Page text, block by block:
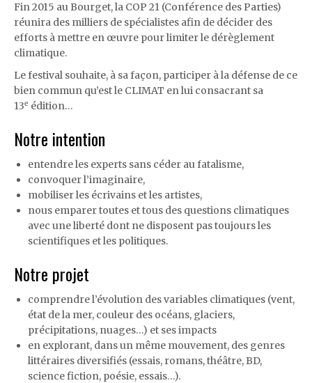
Fin 2015 au Bourget, la COP 21 (Conférence des Parties)
réunira des milliers de spécialistes afin de décider des
efforts à mettre en œuvre pour limiter le dérèglement
climatique.
Le festival souhaite, à sa façon, participer à la défense de ce
bien commun qu’est le CLIMAT en lui consacrant sa
13e édition…
Notre intention
entendre les experts sans céder au fatalisme,
convoquer l’imaginaire,
mobiliser les écrivains et les artistes,
nous emparer toutes et tous des questions climatiques
avec une liberté dont ne disposent pas toujours les
scientifiques et les politiques.
Notre projet
comprendre l’évolution des variables climatiques (vent,
état de la mer, couleur des océans, glaciers,
précipitations, nuages…) et ses impacts
en explorant, dans un même mouvement, des genres
littéraires diversifiés (essais, romans, théâtre, BD,
science fiction, poésie, essais…).